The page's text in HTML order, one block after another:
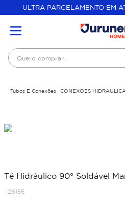
ULTRA PARCELAMENTO EM
Quero comprar...
Tubos E Conexões CONEXOES
Tê Hidráulico 90° Soldável
: 26155